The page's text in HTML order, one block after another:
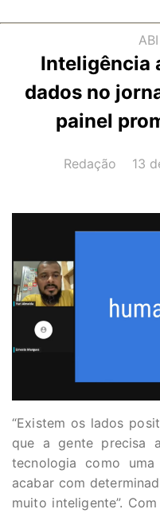
Inteligência
dados no
painel
AUTOR(A):
Redação DATA:
13
“Existem os lados
que a gente precisa
tecnologia como
acabar com
muito inteligente”.